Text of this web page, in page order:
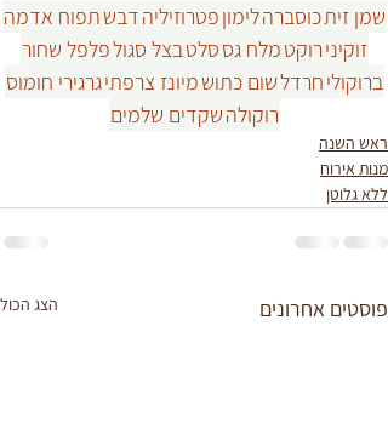
שמן זיתכוסברהלימוןפטרוזיליהדבשתפוח אדמה
זוקינירוקטמלח גססלטבצל סגולפלפל שחור
ברוקוליחרדלשום כתושמיונז צרפתיגרגירי חומוס
רוקולהשקדים שלמים
ראש השנה
מנות אירוח
ללא גלוטן
פוסטים אחרונים הצג הכול